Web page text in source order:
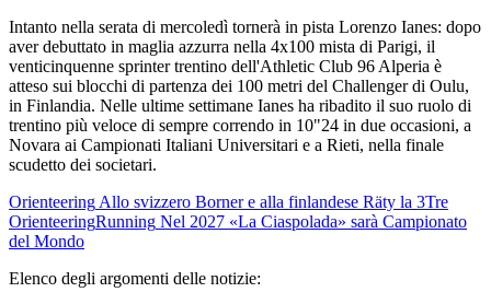
Intanto nella serata di mercoledì tornerà in pista Lorenzo Ianes: dopo
aver debuttato in maglia azzurra nella 4x100 mista di Parigi, il
venticinquenne sprinter trentino dell'Athletic Club 96 Alperia è
atteso sui blocchi di partenza dei 100 metri del Challenger di Oulu,
in Finlandia. Nelle ultime settimane Ianes ha ribadito il suo ruolo di
trentino più veloce di sempre correndo in 10"24 in due occasioni, a
Novara ai Campionati Italiani Universitari e a Rieti, nella finale
scudetto dei societari.
Orienteering Allo svizzero Borner e alla finlandese Räty la 3Tre
OrienteeringRunning Nel 2027 «La Ciaspolada» sarà Campionato
del Mondo
Elenco degli argomenti delle notizie: